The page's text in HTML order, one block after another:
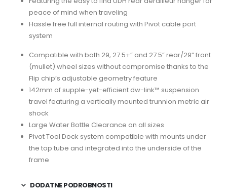
peace of mind when traveling
Hassle free full internal routing with Pivot cable port
system
Compatible with both 29, 27.5+” and 27.5” rear/29” front
(mullet) wheel sizes without compromise thanks to the
Flip chip’s adjustable geometry feature
142mm of supple-yet-efficient dw-link™ suspension
travel featuring a vertically mounted trunnion metric air
shock
Large Water Bottle Clearance on all sizes
Pivot Tool Dock system compatible with mounts under
the top tube and integrated into the underside of the
frame
DODATNE PODROBNOSTI